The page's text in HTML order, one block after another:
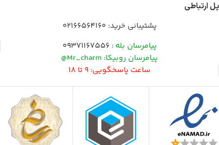
پل ارتباطی
پشتیبانی خرید: 02166564160
پیامرسان بله : 09371167556
پیامرسان روبیکا: Mr_charm@
ساعت پاسخگویی: 9 تا 18